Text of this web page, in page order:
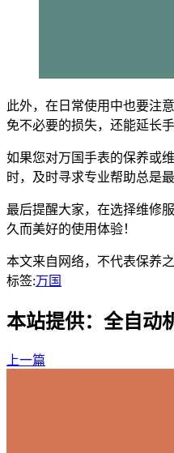
此外，在日常使用中也要注
免不必要的损失，还能延长
如果您对万国手表的保养或
时，及时寻求专业帮助总是
最后提醒大家，在选择维修
久而美好的使用体验！
本文来自网络，不代表保养
标签:万国
本站提供：全自动
上一篇